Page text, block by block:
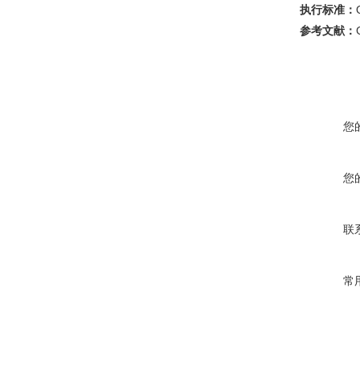
执行标准：
参考文献：
您
您
联
常